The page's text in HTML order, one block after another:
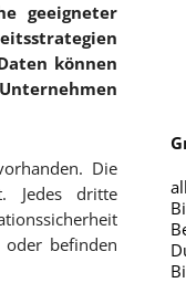
geeigneter
können
Die
Jedes dritte
oder befinden